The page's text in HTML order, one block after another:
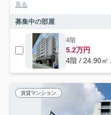
見る
募集中の部屋
4階
5.2万円
4階 / 24.90㎡
賃貸マンション